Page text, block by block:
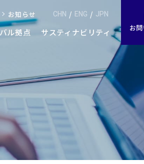
お知らせ CHN / ENG / JPN
クセス
ル拠点 サスティナビリティ お
よくあるご質問